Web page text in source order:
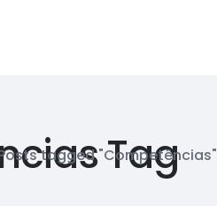
Tag
tagged "Competências"